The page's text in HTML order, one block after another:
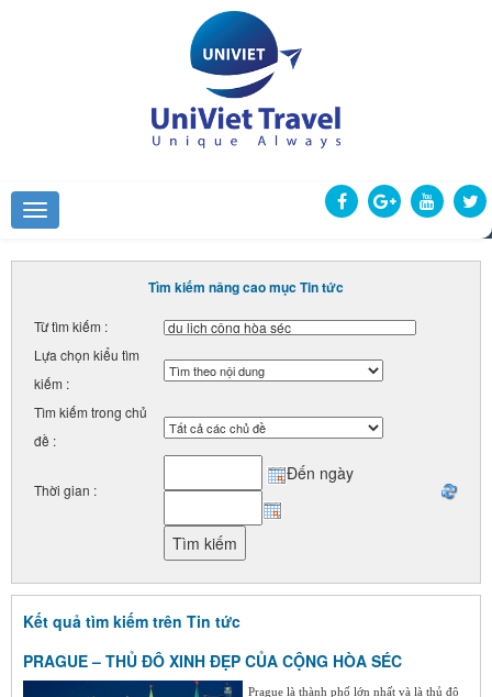
Tìm kiếm nâng cao mục Tin tức
Từ tìm kiếm :
Lựa chọn kiểu tìm
kiếm :
Tìm kiếm trong chủ
đề :
Thời gian :
Đến ngày
Kết quả tìm kiếm trên Tin tức
PRAGUE – THỦ ĐÔ XINH ĐẸP CỦA CỘNG HÒA SÉC
Prague là thành phố lớn nhất và là thủ đô